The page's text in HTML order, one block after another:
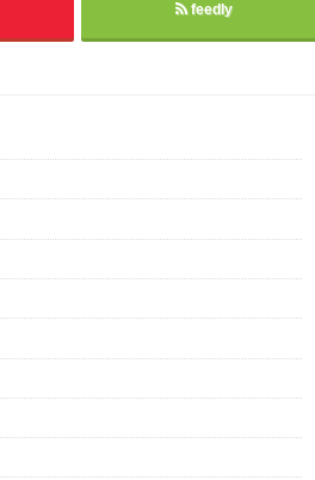
feedly